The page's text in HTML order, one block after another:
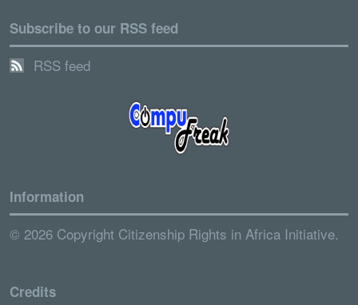
Subscribe to our RSS feed
RSS feed
Information
© 2026 Copyright Citizenship Rights in Africa Initiative.
Credits